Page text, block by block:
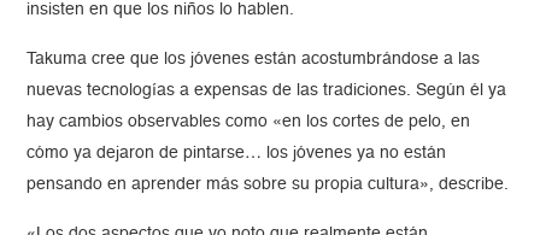
insisten en que los niños lo hablen.
Takuma cree que los jóvenes están acostumbrándose a las
nuevas tecnologías a expensas de las tradiciones. Según él ya
hay cambios observables como «en los cortes de pelo, en
cómo ya dejaron de pintarse… los jóvenes ya no están
pensando en aprender más sobre su propia cultura», describe.